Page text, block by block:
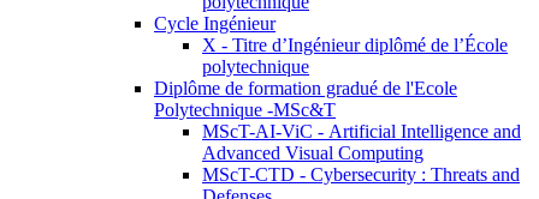
Cycle Ingénieur
X - Titre d’Ingénieur diplômé de l’École
polytechnique
Diplôme de formation gradué de l'Ecole
Polytechnique -MSc&T
MScT-AI-ViC - Artificial Intelligence and
Advanced Visual Computing
MScT-CTD - Cybersecurity : Threats and